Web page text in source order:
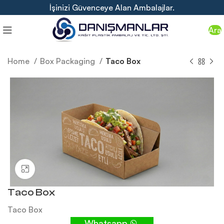
İşinizi Güvenceye Alan Ambalajlar.
Ara
Home Box Packaging Taco Box
Click to enlarge
Taco Box
Taco Box